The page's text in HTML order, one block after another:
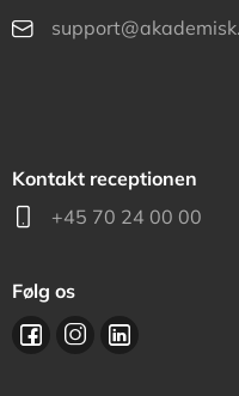
Kontakt receptionen
+45 70 24 00 00
Følg os